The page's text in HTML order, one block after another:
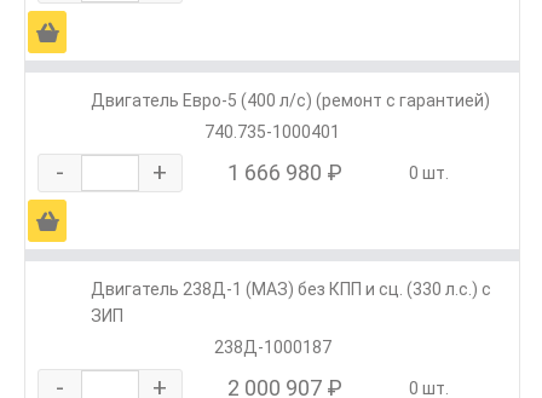
Ä
Двигатель Евро-5 (400 л/с) (ремонт с гарантией)
740.735-1000401
- + 1 666 980 ₽ 0 шт.
Ä
Двигатель 238Д-1 (МАЗ) без КПП и сц. (330 л.с.) с
ЗИП
238Д-1000187
- + 2 000 907 ₽ 0 шт.